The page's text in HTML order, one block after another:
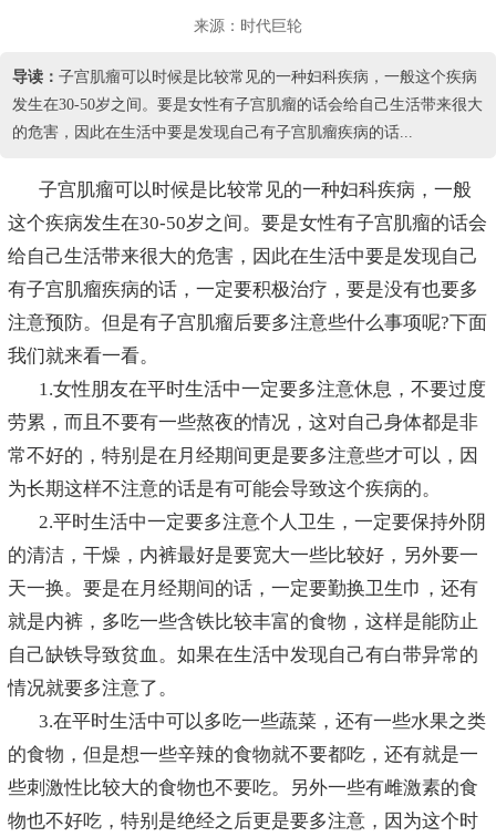
来源：时代巨轮
导读： 子宫肌瘤可以时候是比较常见的一种妇科疾病，一般这个疾病
发生在30-50岁之间。要是女性有子宫肌瘤的话会给自己生活带来很大
的危害，因此在生活中要是发现自己有子宫肌瘤疾病的话...
子宫肌瘤可以时候是比较常见的一种妇科疾病，一般
这个疾病发生在30-50岁之间。要是女性有子宫肌瘤的话会
给自己生活带来很大的危害，因此在生活中要是发现自己
有子宫肌瘤疾病的话，一定要积极治疗，要是没有也要多
注意预防。但是有子宫肌瘤后要多注意些什么事项呢?下面
我们就来看一看。
1.女性朋友在平时生活中一定要多注意休息，不要过度
劳累，而且不要有一些熬夜的情况，这对自己身体都是非
常不好的，特别是在月经期间更是要多注意些才可以，因
为长期这样不注意的话是有可能会导致这个疾病的。
2.平时生活中一定要多注意个人卫生，一定要保持外阴
的清洁，干燥，内裤最好是要宽大一些比较好，另外要一
天一换。要是在月经期间的话，一定要勤换卫生巾，还有
就是内裤，多吃一些含铁比较丰富的食物，这样是能防止
自己缺铁导致贫血。如果在生活中发现自己有白带异常的
情况就要多注意了。
3.在平时生活中可以多吃一些蔬菜，还有一些水果之类
的食物，但是想一些辛辣的食物就不要都吃，还有就是一
些刺激性比较大的食物也不要吃。另外一些有雌激素的食
物也不好吃，特别是绝经之后更是要多注意，因为这个时